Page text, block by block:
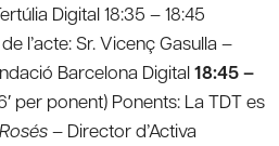
Digital 18:35 – 18:45
l’acte: Sr. Vicenç Gasulla –
Barcelona Digital18:45 –
per ponent) Ponents: La TDT es
– Director d’Activa